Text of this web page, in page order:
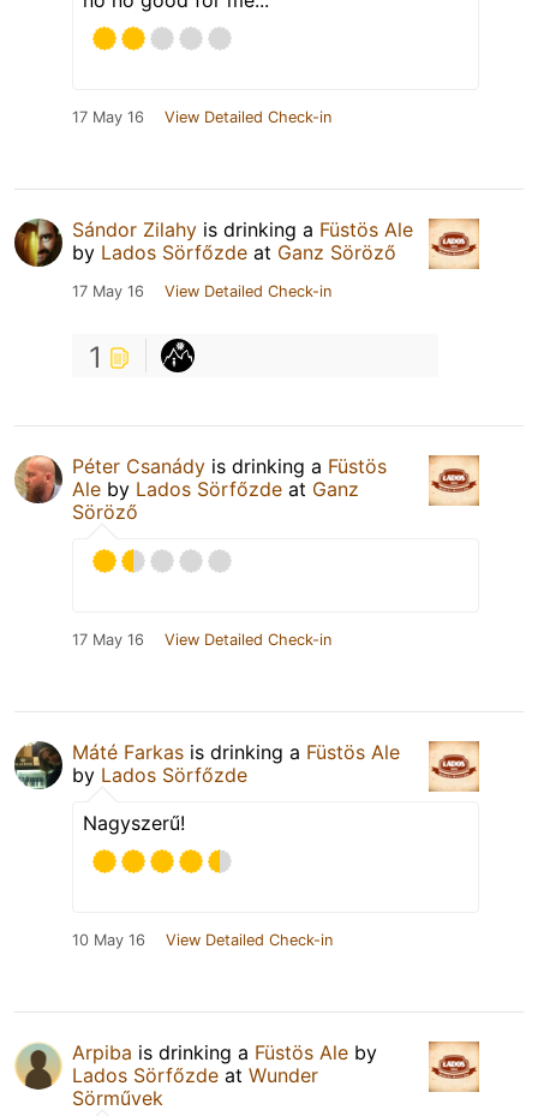
17 May 16 View Detailed Check-in
Sándor Zilahy is drinking a Füstös Ale
by Lados Sörfőzde at Ganz Söröző
17 May 16 View Detailed Check-in
1
Péter Csanády is drinking a Füstös
Ale by Lados Sörfőzde at Ganz
Söröző
17 May 16 View Detailed Check-in
Máté Farkas is drinking a Füstös Ale
by Lados Sörfőzde
Nagyszerű!
10 May 16 View Detailed Check-in
Arpiba is drinking a Füstös Ale by
Lados Sörfőzde at Wunder
Sörművek